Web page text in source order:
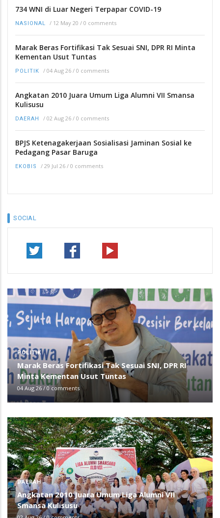
734 WNI di Luar Negeri Terpapar COVID-19
NASIONAL / 12 May 20 / 0 comments
Marak Beras Fortifikasi Tak Sesuai SNI, DPR RI Minta
Kementan Usut Tuntas
POLITIK / 04 Aug 26 / 0 comments
Angkatan 2010 Juara Umum Liga Alumni VII Smansa
Kulisusu
DAERAH / 02 Aug 26 / 0 comments
BPJS Ketenagakerjaan Sosialisasi Jaminan Sosial ke
Pedagang Pasar Baruga
EKOBIS / 29 Jul 26 / 0 comments
SOCIAL
POLITIK
Marak Beras Fortifikasi Tak Sesuai SNI, DPR RI
Minta Kementan Usut Tuntas
04 Aug 26 / 0 comments
DAERAH
Angkatan 2010 Juara Umum Liga Alumni VII
Smansa Kulisusu